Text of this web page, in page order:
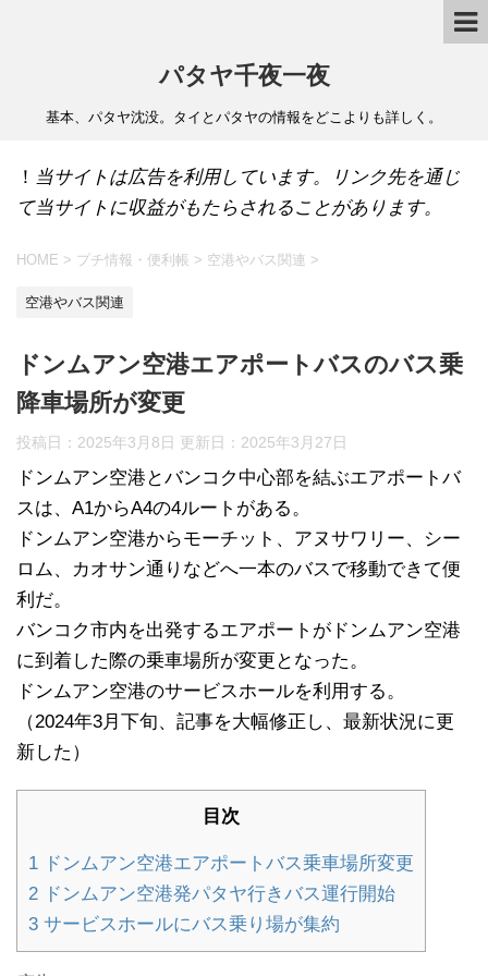
パタヤ千夜一夜
基本、パタヤ沈没。タイとパタヤの情報をどこよりも詳しく。
！ 当サイトは広告を利用しています。リンク先を通じ
て当サイトに収益がもたらされることがあります。
HOME > プチ情報・便利帳 > 空港やバス関連 >
空港やバス関連
ドンムアン空港エアポートバスのバス乗
降車場所が変更
投稿日：2025年3月8日 更新日： 2025年3月27日
ドンムアン空港とバンコク中心部を結ぶエアポートバ
スは、A1からA4の4ルートがある。
ドンムアン空港からモーチット、アヌサワリー、シー
ロム、カオサン通りなどへ一本のバスで移動できて便
利だ。
バンコク市内を出発するエアポートがドンムアン空港
に到着した際の乗車場所が変更となった。
ドンムアン空港のサービスホールを利用する。
（2024年3月下旬、記事を大幅修正し、最新状況に更
新した）
目次
1 ドンムアン空港エアポートバス乗車場所変更
2 ドンムアン空港発パタヤ行きバス運行開始
3 サービスホールにバス乗り場が集約